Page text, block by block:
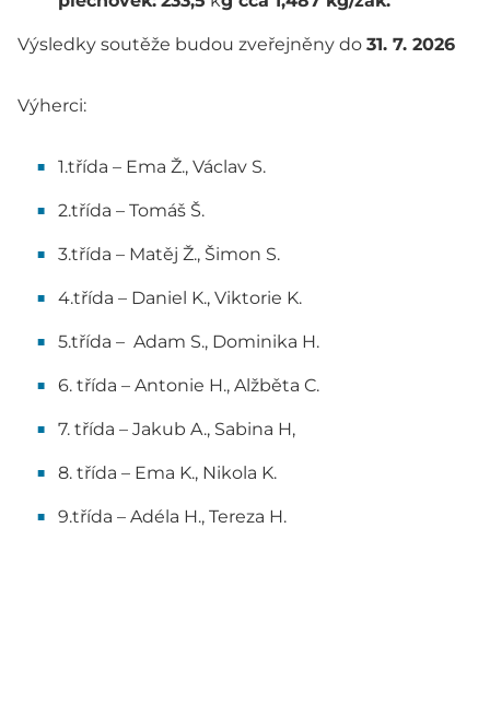
Výsledky soutěže budou zveřejněny do 31. 7. 2026
Výherci:
1.třída – Ema Ž., Václav S.
2.třída – Tomáš Š.
3.třída – Matěj Ž., Šimon S.
4.třída – Daniel K., Viktorie K.
5.třída – Adam S., Dominika H.
6. třída – Antonie H., Alžběta C.
7. třída – Jakub A., Sabina H,
8. třída – Ema K., Nikola K.
9.třída – Adéla H., Tereza H.